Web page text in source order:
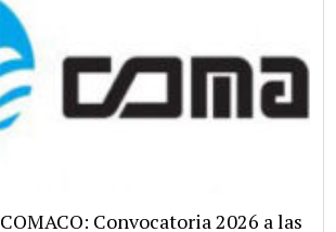
COMACO: Convocatoria 2026 a las